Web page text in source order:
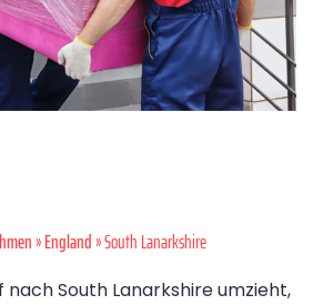
»England» South Lanarkshire
nach South Lanarkshire umzieht,